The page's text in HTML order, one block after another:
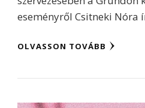
eseményről Csitneki Nóra
OLVASSON TOVÁBB